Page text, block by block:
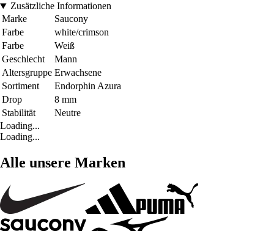
Zusätzliche Informationen
Marke
Saucony
Farbe
white/crimson
Farbe
Weiß
Geschlecht
Mann
Altersgruppe Erwachsene
Sortiment
Endorphin Azura
Drop
8 mm
Stabilität
Neutre
Loading...
Loading...
Alle unsere Marken